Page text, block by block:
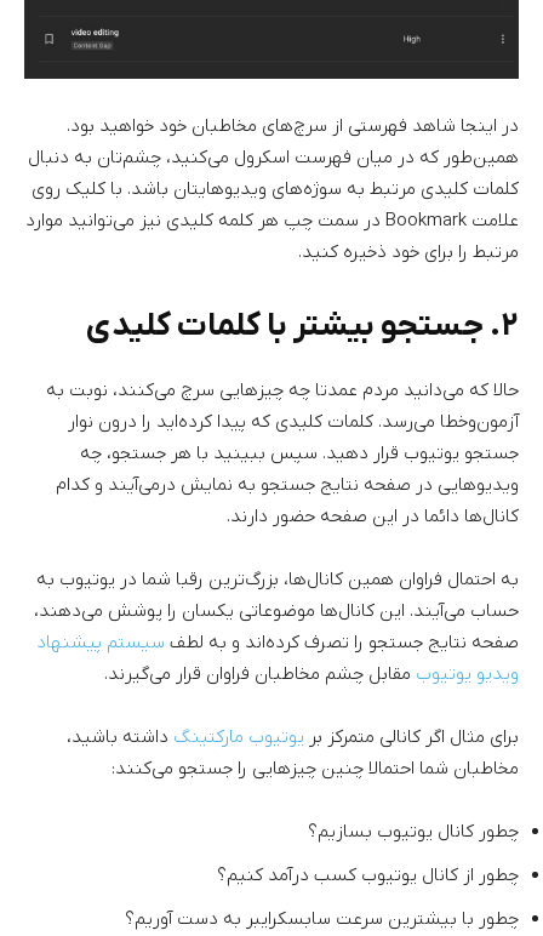
در اینجا شاهد فهرستی از سرچ‌های مخاطبان خود خواهید بود.
همین‌طور که در میان فهرست اسکرول می‌کنید، چشم‌تان به دنبال
کلمات کلیدی مرتبط به سوژه‌های ویدیوهایتان باشد. با کلیک روی
علامت Bookmark در سمت چپ هر کلمه کلیدی نیز می‌توانید موارد
مرتبط را برای خود ذخیره کنید.
۲. جستجو بیشتر با کلمات کلیدی
حالا که می‌دانید مردم عمدتا چه چیزهایی سرچ می‌کنند، نوبت به
آزمون‌وخطا می‌رسد. کلمات کلیدی که پیدا کرده‌اید را درون نوار
جستجو یوتیوب قرار دهید. سپس ببینید با هر جستجو، چه
ویدیوهایی در صفحه نتایج جستجو به نمایش درمی‌آیند و کدام
کانال‌ها دائما در این صفحه حضور دارند.
به احتمال فراوان همین کانال‌ها، بزرگ‌ترین رقبا شما در یوتیوب به
حساب می‌آیند. این کانال‌ها موضوعاتی یکسان را پوشش می‌دهند،
صفحه نتایج جستجو را تصرف کرده‌اند و به لطف سیستم پیشنهاد
ویدیو یوتیوب مقابل چشم مخاطبان فراوان قرار می‌گیرند.
برای مثال اگر کانالی متمرکز بر یوتیوب مارکتینگ داشته باشید،
مخاطبان شما احتمالا چنین چیزهایی را جستجو می‌کنند:
چطور کانال یوتیوب بسازیم؟
چطور از کانال یوتیوب کسب درآمد کنیم؟
چطور با بیشترین سرعت سابسکرایبر به دست آوریم؟